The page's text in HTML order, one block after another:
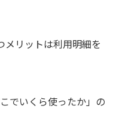
メリットは利用明細を
でいくら使ったか」の